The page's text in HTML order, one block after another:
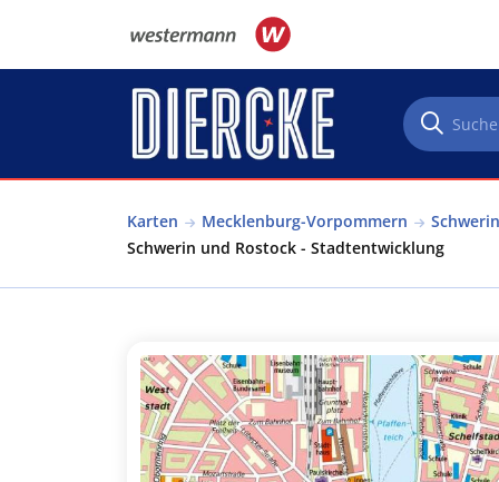
Karten Mecklenburg-Vorpommern
Schwerin und Rostock - Stadtentwicklung